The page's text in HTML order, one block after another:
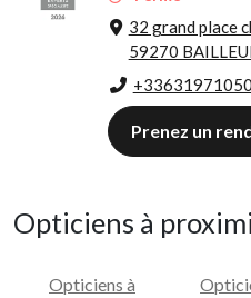
32 grand place
59270
+33631971050
Prenez un
Opticiens à
Opticiens à